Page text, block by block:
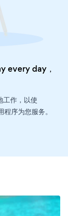
every day，
工作，以使
序为您服务。